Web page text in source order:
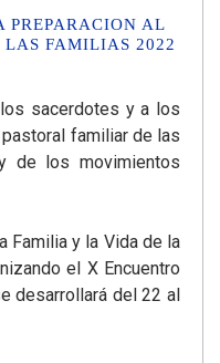
PREPARACION AL
FAMILIAS 2022
sacerdotes y a los
familiar de las
de los movimientos
Familia y la Vida de la
el X Encuentro
desarrollará del 22 al